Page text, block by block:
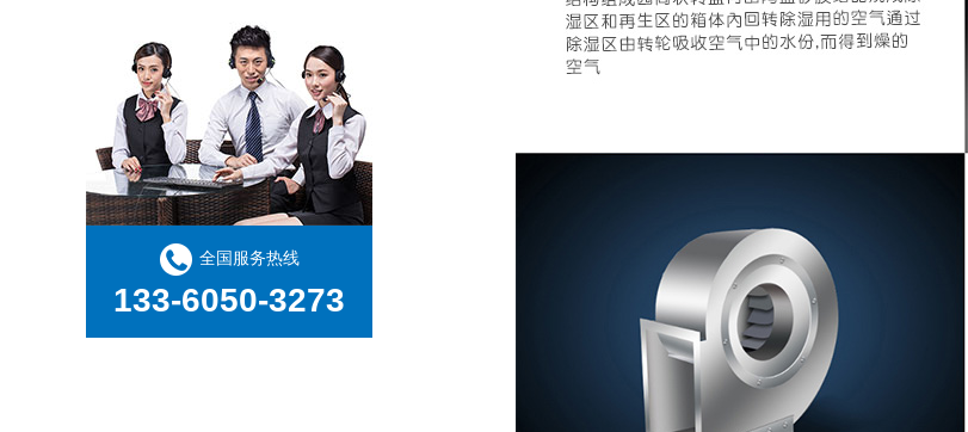
ASM-500单机转轮除湿机
全国服务热线
133-6050-3273